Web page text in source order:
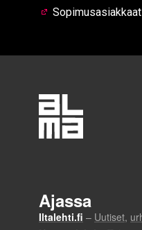
Sopimusasiakkaat